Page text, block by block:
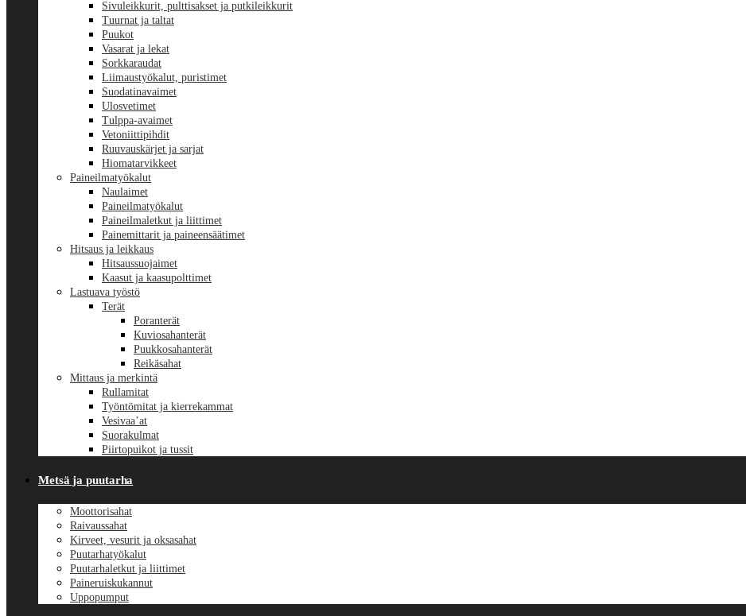
Sivuleikkurit, pulttisakset ja putkileikkurit
Tuurnat ja taltat
Puukot
Vasarat ja lekat
Sorkkaraudat
Liimaustyökalut, puristimet
Suodatinavaimet
Ulosvetimet
Tulppa-avaimet
Vetoniittipihdit
Ruuvauskärjet ja sarjat
Hiomatarvikkeet
Paineilmatyökalut
Naulaimet
Paineilmatyökalut
Paineilmaletkut ja liittimet
Painemittarit ja paineensäätimet
Hitsaus ja leikkaus
Hitsaussuojaimet
Kaasut ja kaasupolttimet
Lastuava työstö
Terät
Poranterät
Kuviosahanterät
Puukkosahanterät
Reikäsahat
Mittaus ja merkintä
Rullamitat
Työntömitat ja kierrekammat
Vesivaa’at
Suorakulmat
Piirtopuikot ja tussit
Metsä ja puutarha
Moottorisahat
Raivaussahat
Kirveet, vesurit ja oksasahat
Puutarhatyökalut
Puutarhaletkut ja liittimet
Paineruiskukannut
Uppopumput